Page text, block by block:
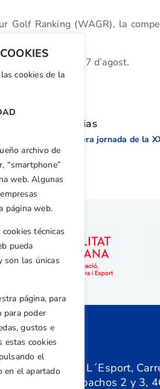
cookies de la
archivo de
“smartphone”
web. Algunas
página web.
técnicas
pueda
son las únicas
página, para
para poder
gustos e
estas cookies
el
en el apartado
Golf Ranking (WAGR), la
fins al pròxim 17 d’agost.
Otras noticias
Centre de L´Esport,
Nº 5, Despachos 2 y 3,